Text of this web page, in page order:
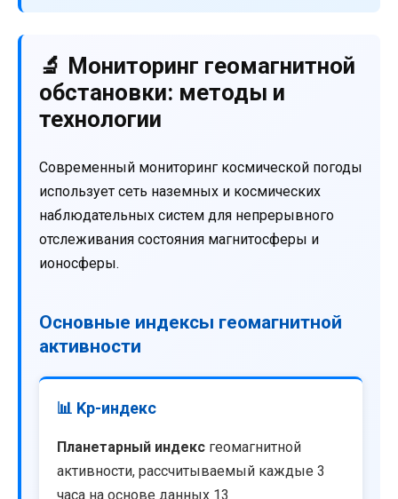
🔬 Мониторинг геомагнитной
обстановки: методы и
технологии
Современный мониторинг космической погоды
использует сеть наземных и космических
наблюдательных систем для непрерывного
отслеживания состояния магнитосферы и
ионосферы.
Основные индексы геомагнитной
активности
📊 Kp-индекс
Планетарный индекс геомагнитной
активности, рассчитываемый каждые 3
часа на основе данных 13